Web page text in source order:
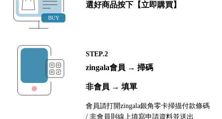
選好商品按下【立即購買】
STEP.2
zingala會員 → 掃碼
非會員 → 填單
會員請打開zingala銀角零卡掃描付款條碼
/ 非會員則線上填寫申請資料並送出